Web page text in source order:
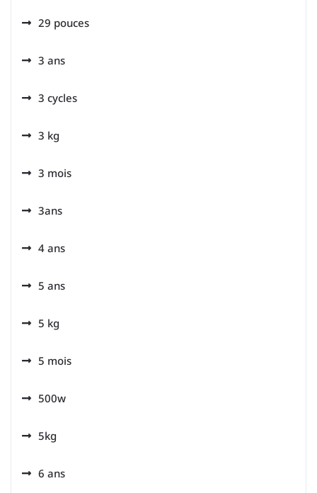
29 pouces
3 ans
3 cycles
3 kg
3 mois
3ans
4 ans
5 ans
5 kg
5 mois
500w
5kg
6 ans